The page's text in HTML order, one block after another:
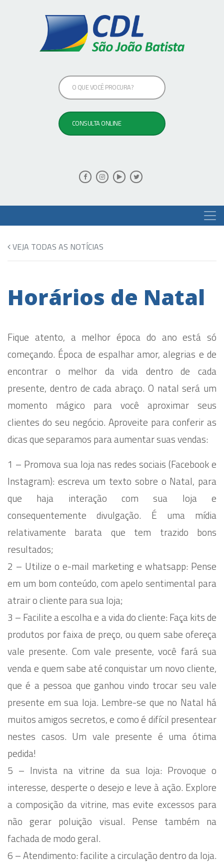
VEJA TODAS AS NOTÍCIAS
Horários de Natal
Fique atento, a melhor época do ano está só
começando. Época de espalhar amor, alegrias e de
encontrar o melhor da vida dentro de cada
presente, dentro de cada abraço. O natal será um
momento mágico para você aproximar seus
clientes do seu negócio. Aproveite para conferir as
dicas que separamos para aumentar suas vendas:
1 – Promova sua loja nas redes sociais (Facebook e
Instagram): escreva um texto sobre o Natal, para
que haja interação com sua loja e
consequentemente divulgação. É uma mídia
relativamente barata que tem trazido bons
resultados;
2 – Utilize o e-mail marketing e whatsapp: Pense
em um bom conteúdo, com apelo sentimental para
atrair o cliente para sua loja;
3 – Facilite a escolha e a vida do cliente: Faça kits de
produtos por faixa de preço, ou quem sabe ofereça
vale presente. Com vale presente, você fará sua
venda e quem sabe até conquistar um novo cliente,
que é a pessoa que ganhou vindo trocar seu vale
presente em sua loja. Lembre-se que no Natal há
muitos amigos secretos, e como é difícil presentear
nestes casos. Um vale presente é uma ótima
pedida!
5 – Invista na vitrine da sua loja: Provoque o
interesse, desperte o desejo e leve à ação. Explore
a composição da vitrine, mas evite excessos para
não gerar poluição visual. Pense também na
fachada de modo geral.
6 – Atendimento: facilite a circulação dentro da loja.